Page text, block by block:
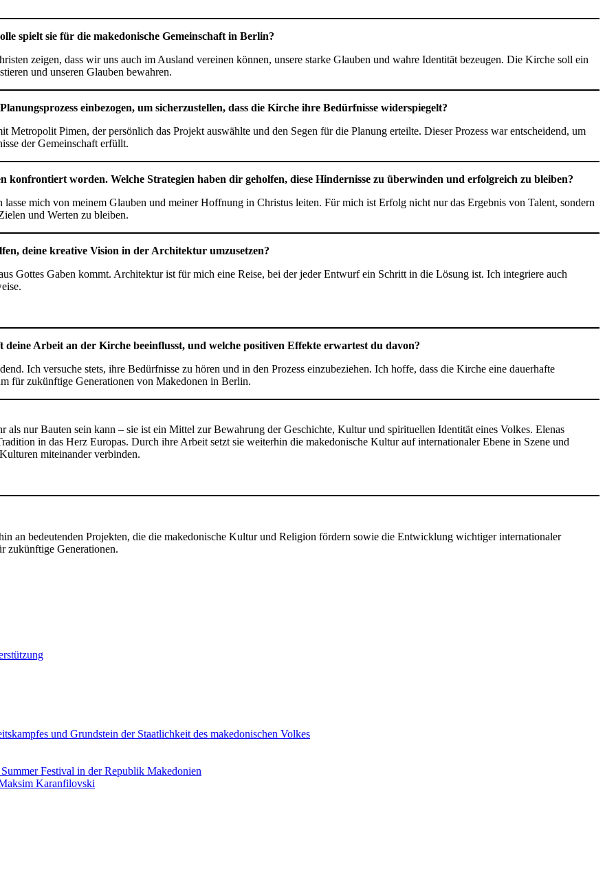
spielt sie für die makedonische Gemeinschaft in Berlin?
zeigen, dass wir uns auch im Ausland vereinen können, unsere starke Glauben und wahre Identität bezeugen. Die Kirche soll ein
und unseren Glauben bewahren.
einbezogen, um sicherzustellen, dass die Kirche ihre Bedürfnisse widerspiegelt?
Pimen, der persönlich das Projekt auswählte und den Segen für die Planung erteilte. Dieser Prozess war entscheidend, um
der Gemeinschaft erfüllt.
worden. Welche Strategien haben dir geholfen, diese Hindernisse zu überwinden und erfolgreich zu bleiben?
mich von meinem Glauben und meiner Hoffnung in Christus leiten. Für mich ist Erfolg nicht nur das Ergebnis von Talent, sondern
und Werten zu bleiben.
deine kreative Vision in der Architektur umzusetzen?
Gottes Gaben kommt. Architektur ist für mich eine Reise, bei der jeder Entwurf ein Schritt in die Lösung ist. Ich integriere auch
Arbeit an der Kirche beeinflusst, und welche positiven Effekte erwartest du davon?
Ich versuche stets, ihre Bedürfnisse zu hören und in den Prozess einzubeziehen. Ich hoffe, dass die Kirche eine dauerhafte
für zukünftige Generationen von Makedonen in Berlin.
nur Bauten sein kann – sie ist ein Mittel zur Bewahrung der Geschichte, Kultur und spirituellen Identität eines Volkes. Elenas
in das Herz Europas. Durch ihre Arbeit setzt sie weiterhin die makedonische Kultur auf internationaler Ebene in Szene und
miteinander verbinden.
an bedeutenden Projekten, die die makedonische Kultur und Religion fördern sowie die Entwicklung wichtiger internationaler
zukünftige Generationen.
und Grundstein der Staatlichkeit des makedonischen Volkes
Festival in der Republik Makedonien
Karanfilovski